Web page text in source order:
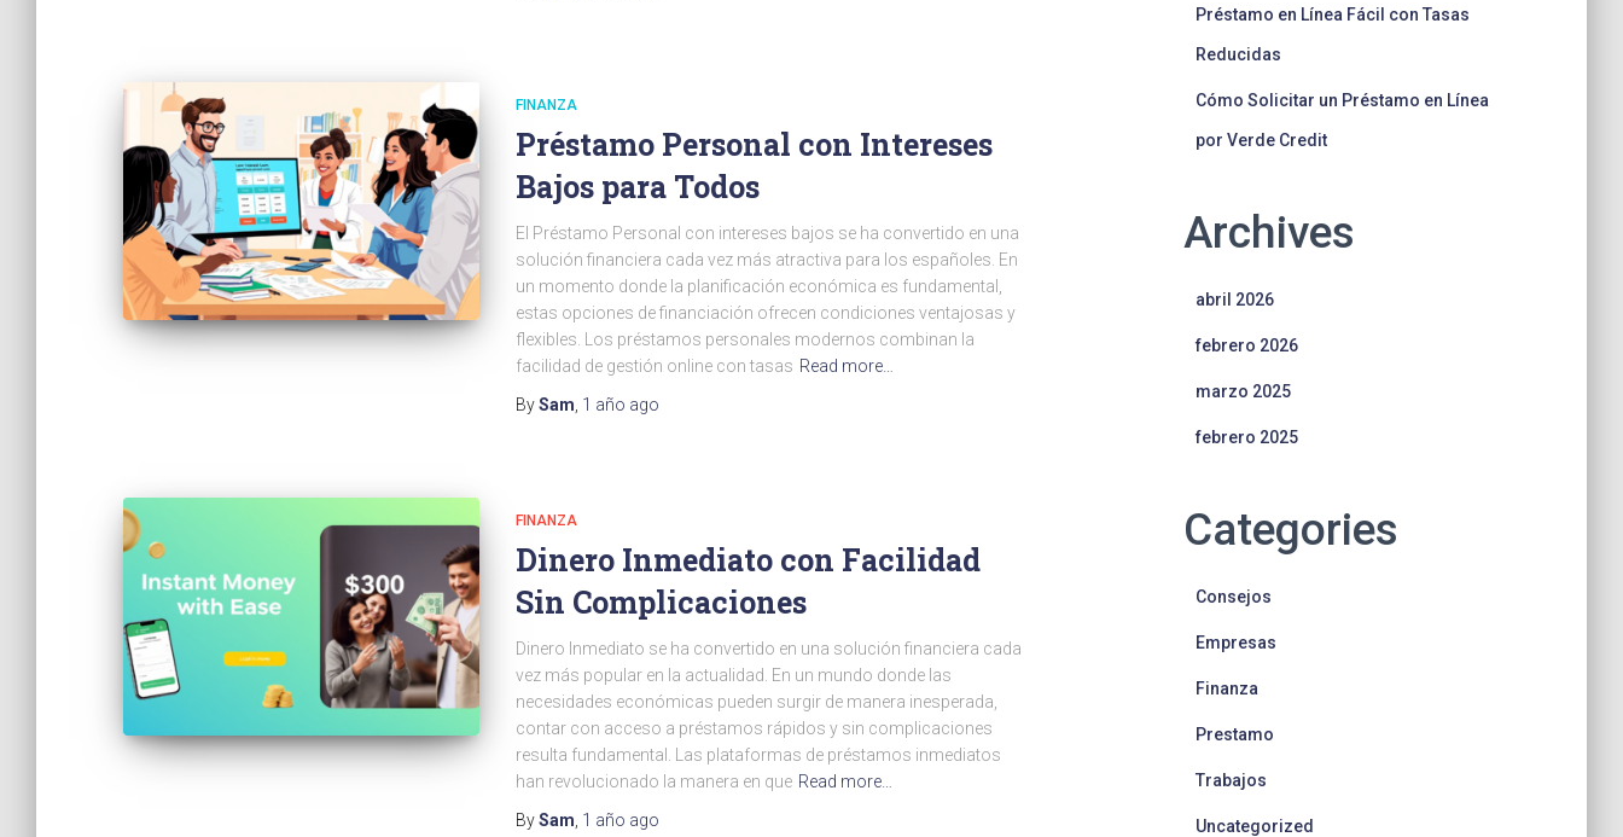
FINANZA
Préstamo Personal con Intereses
Bajos para Todos
El Préstamo Personal con intereses bajos se ha convertido en una
solución financiera cada vez más atractiva para los españoles. En
un momento donde la planificación económica es fundamental,
estas opciones de financiación ofrecen condiciones ventajosas y
flexibles. Los préstamos personales modernos combinan la
facilidad de gestión online con tasas Read more…
BySam 1 año ago
FINANZA
Dinero Inmediato con Facilidad
Sin Complicaciones
Dinero Inmediato se ha convertido en una solución financiera cada
vez más popular en la actualidad. En un mundo donde las
necesidades económicas pueden surgir de manera inesperada,
contar con acceso a préstamos rápidos y sin complicaciones
resulta fundamental. Las plataformas de préstamos inmediatos
han revolucionado la manera en que Read more…
BySam 1 año ago
Préstamo en Línea Fácil con Tasas
Reducidas
Cómo Solicitar un Préstamo en Línea
por Verde Credit
Archives
abril 2026
febrero 2026
marzo 2025
febrero 2025
Categories
Consejos
Empresas
Finanza
Prestamo
Trabajos
Uncategorized